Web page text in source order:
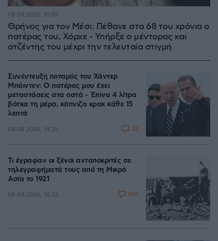
Θρήνος για τον Μέσι: Πέθανε στα 68 του χρόνια ο
πατέρας του, Χόρχε - Υπήρξε ο μέντορας και
ατζέντης του μέχρι την τελευταία στιγμή
08.08.2026, 16:05
Συνέντευξη ποταμός του Χάντερ
Μπάιντεν: Ο πατέρας μου έχει
μεταστάσεις στα οστά - Έπινα 4 λίτρα
βότκα τη μέρα, κάπνιζα κρακ κάθε 15
λεπτά
08.08.2026, 14:25 32
Τι έγραφαν οι ξένοι ανταποκριτές σε
τηλεγραφήματά τους από τη Μικρά
Ασία το 1921
08.08.2026, 10:26 100